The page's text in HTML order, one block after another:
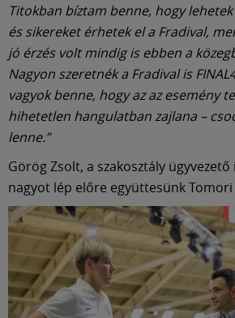
Titokban bíztam benne, hogy
és sikereket érhetek el a Fradival,
jó érzés volt mindig is ebben a
Nagyon szeretnék a Fradival is
vagyok benne, hogy az az esemény
hihetetlen hangulatban zajlana –
lenne.”
Görög Zsolt, a szakosztály
nagyot lép előre együttesünk Tomori